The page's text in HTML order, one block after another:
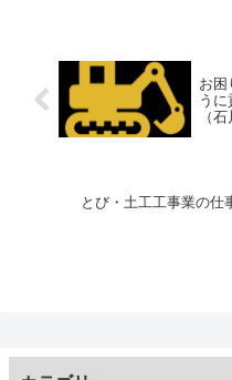
お困
う
（石
とび・土工工事業の仕